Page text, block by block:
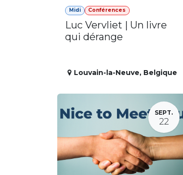
Midi Conférences
Luc Vervliet | Un livre
qui dérange
Louvain-la-Neuve, Belgique
SEPT.
22